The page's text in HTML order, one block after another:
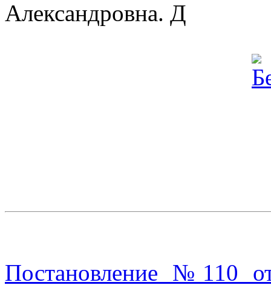
Александровна. Д
Постановление №110